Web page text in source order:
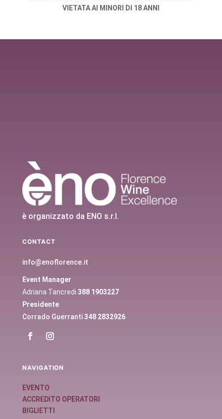
VIETATA AI MINORI DI 18 ANNI
è organizzato da ENO s.r.l.
CONTACT
info@enoflorence.it
Event Manager
Adriana Tancredi 388 1903227
Presidente
Corrado Guerranti348 2832926
NAVIGATION
EVENTO
ACCREDITO OPERATORI
BIGLIETTI